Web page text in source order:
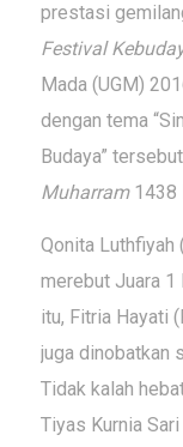
prestasi
Festival
Mada (UGM)
dengan tema
Budaya”
Muharram1438
Qonita Luthfiyah
merebut Juara 1
itu, Fitria Hayati
juga dinobatkan
Tidak kalah
Tiyas Kurnia